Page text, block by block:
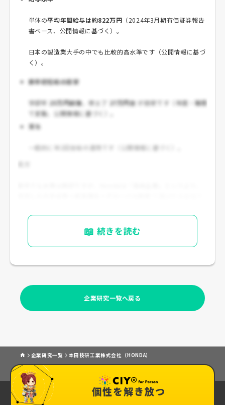
単体の平均年間給与は約822万円 （2024年3月期有価証券報告
書ベース、公開情報に基づく）。
日本の製造業大手の中でも比較的高水準です（公開情報に基づ
く）。
新卒初任給の目安
学部卒 25万円前後、修士了 27万円台が目安です（年度・職種
で変動、公開情報に基づく）。
賞与
一般的に年2回支給の運用です（公開情報に基づく）。
📖 続きを読む
企業研究一覧へ戻る
企業研究一覧 本田技研工業株式会社（HONDA）
個性を解き放つ